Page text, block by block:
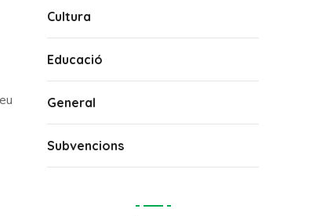
Cultura
Educació
General
Subvencions